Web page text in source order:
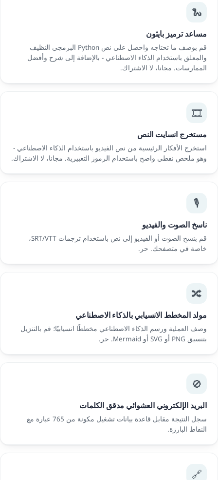
🐍
مساعد ترميز بايثون
قم بوصف ما تحتاجه واحصل على نص Python البرمجي النظيف
والمعلق باستخدام الذكاء الاصطناعي - بالإضافة إلى شرح وأفضل
الممارسات. مجانا، لا الاشتراك.
🎞️
مستخرج انسايت النص
استخرج الأفكار الرئيسية من نص الفيديو باستخدام الذكاء الاصطناعي -
وهو ملخص نقطي واضح باستخدام الرموز التعبيرية. مجانا، لا الاشتراك.
🎙️
ناسخ الصوت والفيديو
قم بنسخ الصوت أو الفيديو إلى نص باستخدام ترجمات SRT/VTT،
خاصة في متصفحك. حر.
🔀
مولد المخطط الانسيابي بالذكاء الاصطناعي
وصف العملية ورسم الذكاء الاصطناعي مخططًا انسيابيًا؛ قم بالتنزيل
بتنسيق PNG أو SVG أو Mermaid. حر.
🚫
البريد الإلكتروني العشوائي مدقق الكلمات
سجل النتيجة مقابل قاعدة بيانات تشغيل مكونة من 765 عبارة مع
النقاط البارزة.
🔗